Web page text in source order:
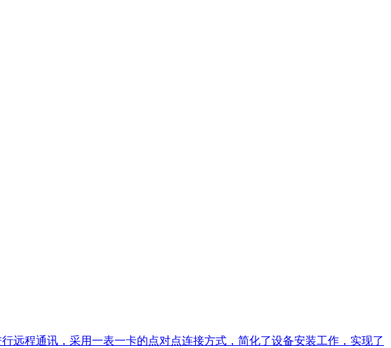
程通讯，采用一表一卡的点对点连接方式，简化了设备安装工作，实现了